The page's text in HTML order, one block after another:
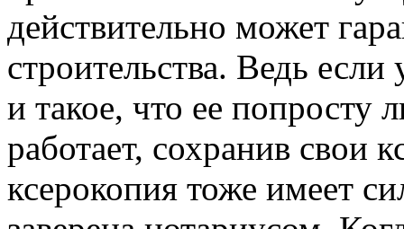
действительно может
строительства. Ведь
и такое, что ее попросту
работает, сохранив свои
ксерокопия тоже имеет